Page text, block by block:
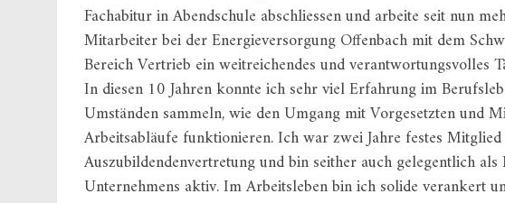
Fachabitur in Abendschule abschliessen und arbeite seit nun
Mitarbeiter bei der Energieversorgung Offenbach mit dem
Bereich Vertrieb ein weitreichendes und verantwortungsvolles
In diesen 10 Jahren konnte ich sehr viel Erfahrung im
Umständen sammeln, wie den Umgang mit Vorgesetzten und
Arbeitsabläufe funktionieren. Ich war zwei Jahre festes
Auszubildendenvertretung und bin seither auch gelegentlich
Unternehmens aktiv. Im Arbeitsleben bin ich solide verankert